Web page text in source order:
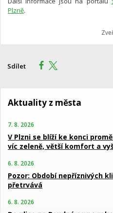
Plzně.
Sdílet
Aktuality z města
7. 8. 2026
V Plzni se blíží ke konci
víc zeleně, větší komfort a
6. 8. 2026
Pozor: Období nepříznivých
přetrvává
6. 8. 2026